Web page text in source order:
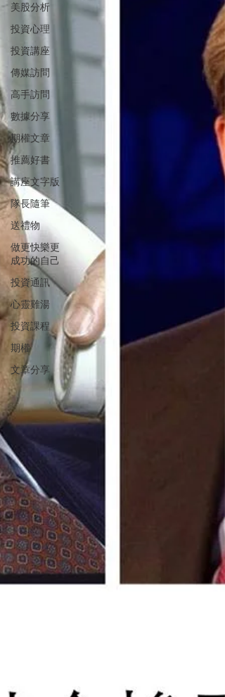
美股分析
投資心理
投資講座
傳媒訪問
高手訪問
數據分享
期權文章
推薦好書
講座文字版
隊長隨筆
送禮物
做更快樂更
成功的自己
投資通訊
心靈雞湯
投資課程
期權
文章分享